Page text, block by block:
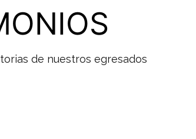
de nuestros egresados